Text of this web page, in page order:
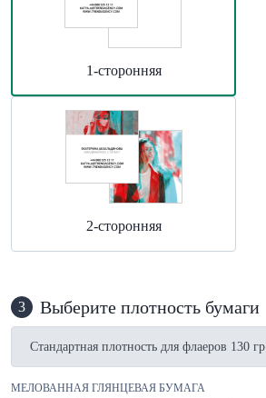
1-сторонняя
2-сторонняя
3 Выберите плотность бумаги
Стандартная плотность для флаеров 130 гр
МЕЛОВАННАЯ ГЛЯНЦЕВАЯ БУМАГА